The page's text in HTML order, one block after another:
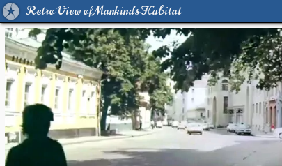
Retro View of Mankind's Habitat